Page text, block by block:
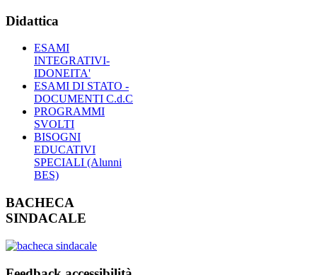
Didattica
ESAMI
INTEGRATIVI-
IDONEITA'
ESAMI DI STATO -
DOCUMENTI C.d.C
PROGRAMMI
SVOLTI
BISOGNI
EDUCATIVI
SPECIALI (Alunni
BES)
BACHECA
SINDACALE